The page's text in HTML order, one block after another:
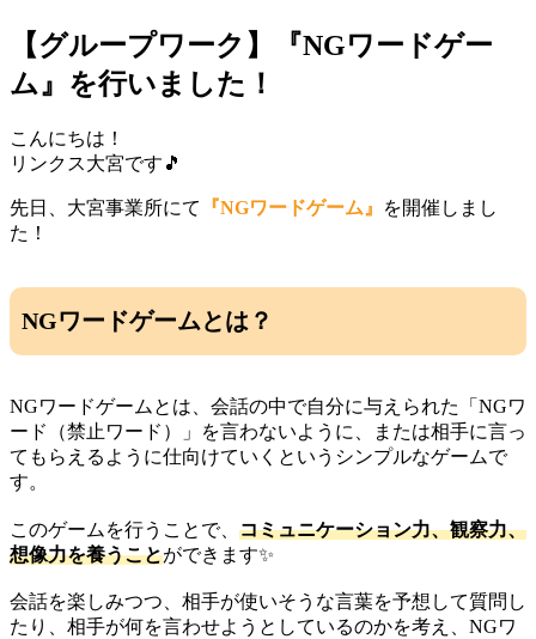
【グループワーク】『NGワードゲー
ム』を行いました！
こんにちは！
リンクス大宮です🎵
先日、大宮事業所にて 『NGワードゲーム』
を開催しまし
た！
NGワードゲームとは？
NGワードゲームとは、会話の中で自分に与えられた「NGワ
ード（禁止ワード）」を言わないように、または相手に言っ
てもらえるように仕向けていくというシンプルなゲームで
す。
このゲームを行うことで、 コミュニケーション力、観察力、
想像力を養うことができます✨️
会話を楽しみつつ、相手が使いそうな言葉を予想して質問し
たり、相手が何を言わせようとしているのかを考え、NGワ